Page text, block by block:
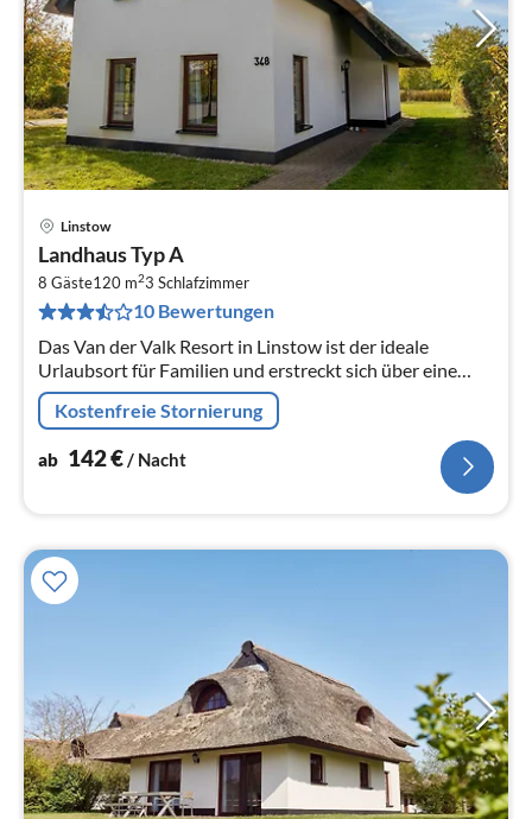
Linstow
Landhaus Typ A
8 Gäste120 m23 Schlafzimmer
10 Bewertungen
Das Van der Valk Resort in Linstow ist der ideale
Urlaubsort für Familien und erstreckt sich über eine
weitläufige, malerische Landschaft mit 400
verschiedenen Ferienhäusern und...
Kostenfreie Stornierung
ab 142€/ Nacht